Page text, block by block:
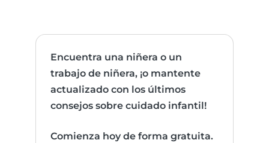
Encuentra una niñera o un
trabajo de niñera, ¡o mantente
actualizado con los últimos
consejos sobre cuidado infantil!
Comienza hoy de forma gratuita.